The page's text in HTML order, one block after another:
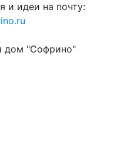
и идеи на почту:
дом "Софрино"